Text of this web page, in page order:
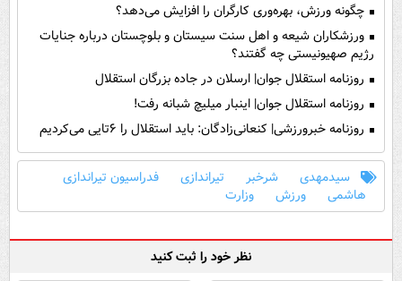
چگونه ورزش، بهره‌وری کارگران را افزایش می‌دهد؟
ورزشکاران شیعه و اهل سنت سیستان و بلوچستان درباره جنایات
رژیم صهیونیستی چه گفتند؟
روزنامه استقلال جوان| ارسلان در جاده بزرگان استقلال
روزنامه استقلال جوان| اینبار میلیچ شبانه رفت!
روزنامه خبرورزشی| کنعانی‌زادگان: باید استقلال را ۶تایی می‌کردیم
سیدمهدی شرخبر تیراندازی
فدراسیون تیراندازی
هاشمی
ورزش وزارت
نظر خود را ثبت کنید